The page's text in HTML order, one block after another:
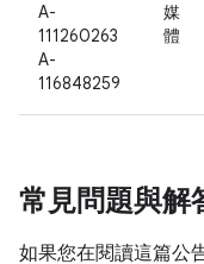
A-
111260263
A-
116848259
媒
體
常見問題與解
如果您在閱讀這篇公